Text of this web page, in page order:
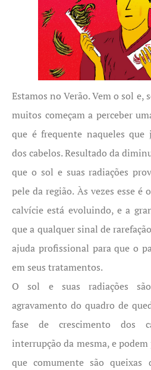
Estamos no Verão. Vem o sol e,
muitos começam a perceber
que é frequente naqueles que
dos cabelos. Resultado da
que o sol e suas radiações
pele da região. Às vezes esse
calvície está evoluindo, e a
que a qualquer sinal de
ajuda profissional para que o
em seus tratamentos.
O sol e suas radiações
agravamento do quadro de
fase de crescimento dos
interrupção da mesma, e
que comumente são queixas